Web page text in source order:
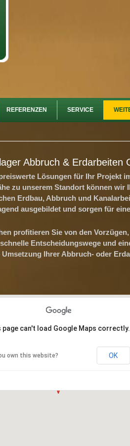
REFERENZEN SERVICE
Abbruch & Erdarbeiten
Lösungen für Ihr Projekt
zu unserem Standort können wir
Erdbau, Abbruch und
ausgebildet und sorgen für
profitieren Sie von den
Entscheidungswege und
Ihrer Abbruch- oder
page can't load Google Maps correctly.
own this website? OK